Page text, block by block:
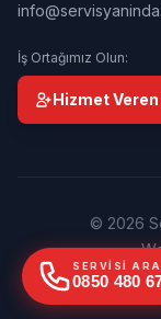
İş Ortağımız Olun:
Hizmet
© 2026
Kullanım
SERVISI ARA
0850 480